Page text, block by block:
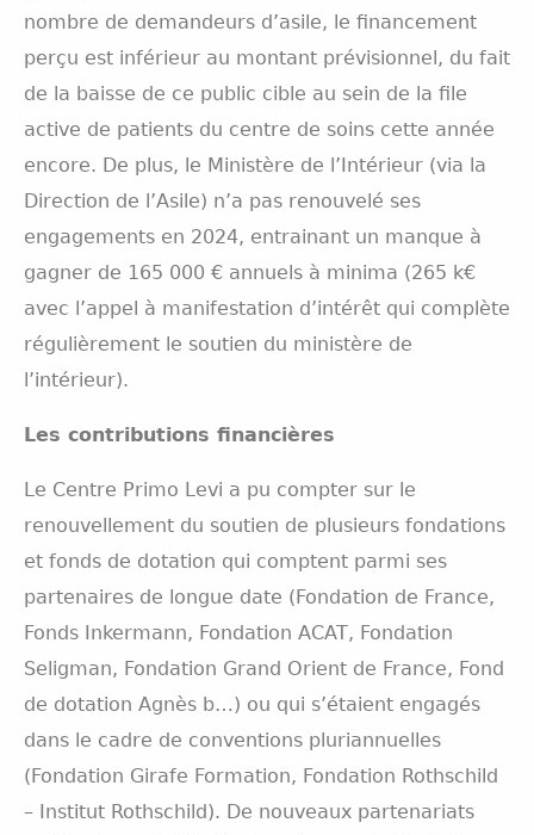
nombre de demandeurs d’asile, le financement
perçu est inférieur au montant prévisionnel, du fait
de la baisse de ce public cible au sein de la file
active de patients du centre de soins cette année
encore. De plus, le Ministère de l’Intérieur (via la
Direction de l’Asile) n’a pas renouvelé ses
engagements en 2024, entrainant un manque à
gagner de 165 000 € annuels à minima (265 k€
avec l’appel à manifestation d’intérêt qui complète
régulièrement le soutien du ministère de
l’intérieur).
Les contributions financières
Le Centre Primo Levi a pu compter sur le
renouvellement du soutien de plusieurs fondations
et fonds de dotation qui comptent parmi ses
partenaires de longue date (Fondation de France,
Fonds Inkermann, Fondation ACAT, Fondation
Seligman, Fondation Grand Orient de France, Fond
de dotation Agnès b…) ou qui s’étaient engagés
dans le cadre de conventions pluriannuelles
(Fondation Girafe Formation, Fondation Rothschild
– Institut Rothschild). De nouveaux partenariats